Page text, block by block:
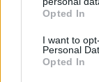
grant or deny
use your data
consent section.
Opted In
I want to
Personal
Opted In
Πέθανε το άσπρο
συμβίωνε με
Κεντρική
μικρέ, δείτε βίντεο